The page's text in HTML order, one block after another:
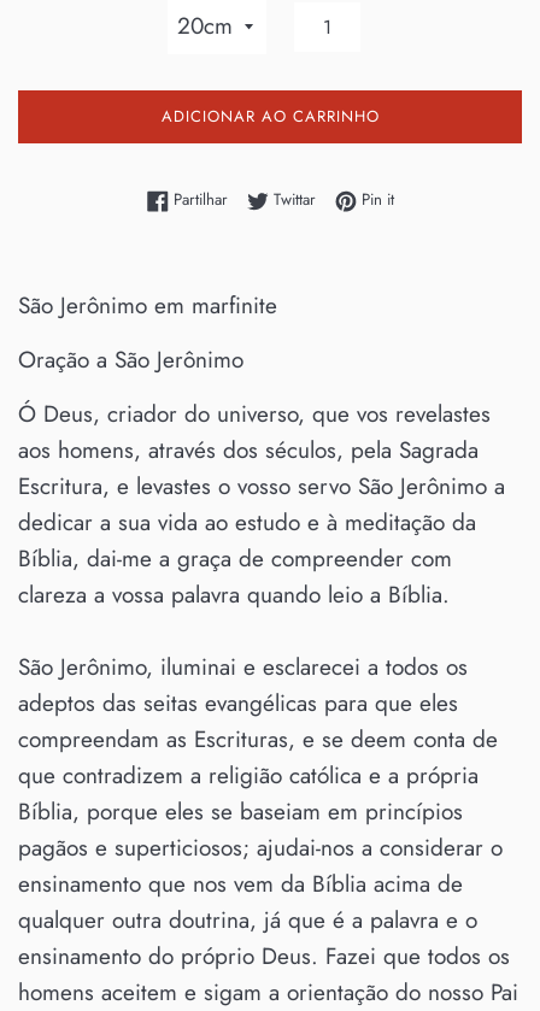
ADICIONAR AO CARRINHO
PartilharPartilhe no Facebook
TwittarTwittar no Twitter
Pin itAdicione no Pinterest
São Jerônimo em marfinite
Oração a São Jerônimo
Ó Deus, criador do universo, que vos revelastes
aos homens, através dos séculos, pela Sagrada
Escritura, e levastes o vosso servo São Jerônimo a
dedicar a sua vida ao estudo e à meditação da
Bíblia, dai-me a graça de compreender com
clareza a vossa palavra quando leio a Bíblia.
São Jerônimo, iluminai e esclarecei a todos os
adeptos das seitas evangélicas para que eles
compreendam as Escrituras, e se deem conta de
que contradizem a religião católica e a própria
Bíblia, porque eles se baseiam em princípios
pagãos e superticiosos; ajudai-nos a considerar o
ensinamento que nos vem da Bíblia acima de
qualquer outra doutrina, já que é a palavra e o
ensinamento do próprio Deus. Fazei que todos os
homens aceitem e sigam a orientação do nosso Pai